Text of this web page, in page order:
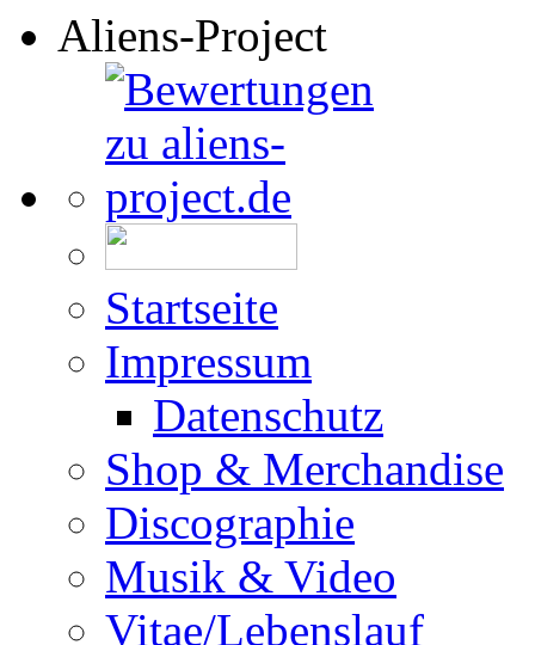
Aliens-Project
Startseite
Impressum
Datenschutz
Shop & Merchandise
Discographie
Musik & Video
Vitae/Lebenslauf